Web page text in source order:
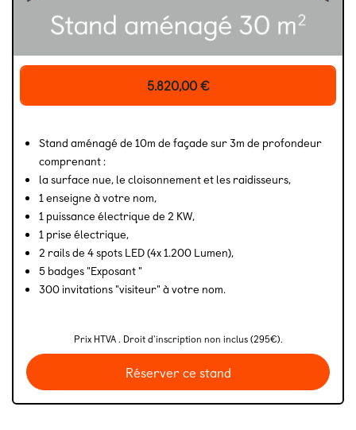
5.820,00€
Stand aménagé de 10m de façade sur 3m de profondeur
comprenant :
la surface nue, le cloisonnement et les raidisseurs,
1 enseigne à votre nom,
1 puissance électrique de 2 KW,
1 prise électrique,
2 rails de 4 spots LED (4x 1.200 Lumen),
5 badges "Exposant "
300 invitations "visiteur" à votre nom.
Prix HTVA . Droit d'inscription non inclus (295€).
Réserver ce stand